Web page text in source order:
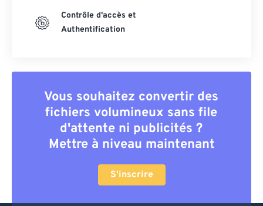
Contrôle d'accès et
Authentification
Vous souhaitez convertir des
fichiers volumineux sans file
d'attente ni publicités ?
Mettre à niveau maintenant
S'inscrire